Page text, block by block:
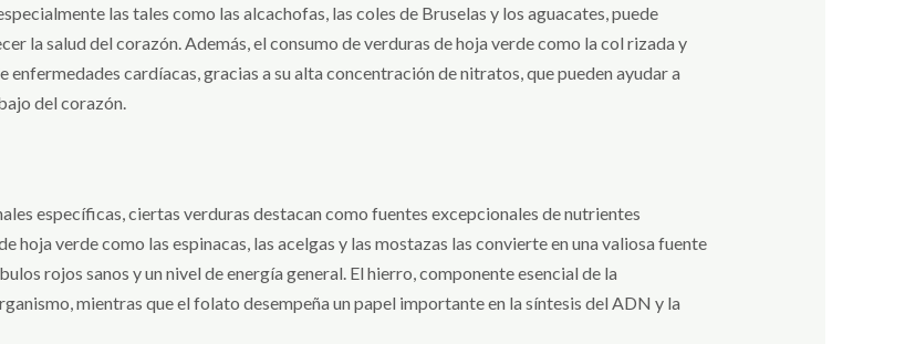
las tales como las alcachofas, las coles de Bruselas y los aguacates, puede
la salud del corazón. Además, el consumo de verduras de hoja verde como la col rizada y
enfermedades cardíacas, gracias a su alta concentración de nitratos, que pueden ayudar a
del corazón.
específicas, ciertas verduras destacan como fuentes excepcionales de nutrientes
hoja verde como las espinacas, las acelgas y las mostazas las convierte en una valiosa fuente
rojos sanos y un nivel de energía general. El hierro, componente esencial de la
mientras que el folato desempeña un papel importante en la síntesis del ADN y la